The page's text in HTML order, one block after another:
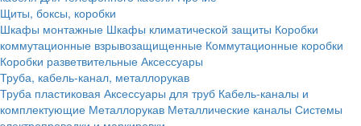
Щиты, боксы, коробки
Шкафы монтажные Шкафы климатической защиты Коробки
коммутационные взрывозащищенные Коммутационные коробки
Коробки разветвительные Аксессуары
Труба, кабель-канал, металлорукав
Труба пластиковая Аксессуары для труб Кабель-каналы и
комплектующие Металлорукав Металлические каналы Системы